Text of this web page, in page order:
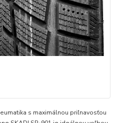
s maximálnou priľnavosťou